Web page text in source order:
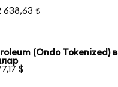
638,63 ₺
(Ondo Tokenized) в
$